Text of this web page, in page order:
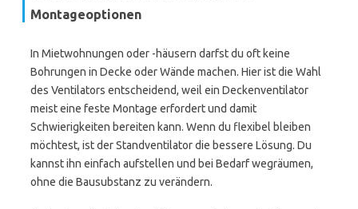
Montageoptionen
In Mietwohnungen oder -häusern darfst du oft keine
Bohrungen in Decke oder Wände machen. Hier ist die Wahl
des Ventilators entscheidend, weil ein Deckenventilator
meist eine feste Montage erfordert und damit
Schwierigkeiten bereiten kann. Wenn du flexibel bleiben
möchtest, ist der Standventilator die bessere Lösung. Du
kannst ihn einfach aufstellen und bei Bedarf wegräumen,
ohne die Bausubstanz zu verändern.